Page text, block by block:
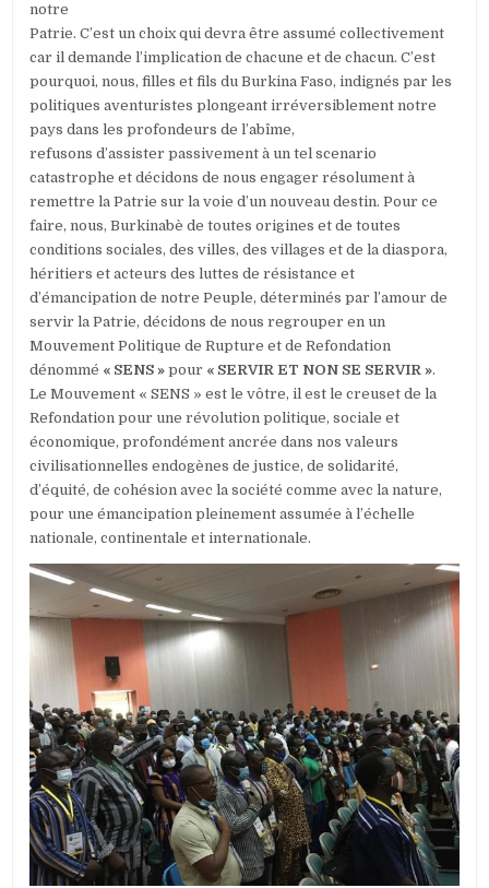
notre
Patrie. C’est un choix qui devra être assumé collectivement
car il demande l’implication de chacune et de chacun. C’est
pourquoi, nous, filles et fils du Burkina Faso, indignés par les
politiques aventuristes plongeant irréversiblement notre
pays dans les profondeurs de l’abîme,
refusons d’assister passivement à un tel scenario
catastrophe et décidons de nous engager résolument à
remettre la Patrie sur la voie d’un nouveau destin. Pour ce
faire, nous, Burkinabè de toutes origines et de toutes
conditions sociales, des villes, des villages et de la diaspora,
héritiers et acteurs des luttes de résistance et
d’émancipation de notre Peuple, déterminés par l’amour de
servir la Patrie, décidons de nous regrouper en un
Mouvement Politique de Rupture et de Refondation
dénommé « SENS » pour « SERVIR ET NON SE SERVIR ».
Le Mouvement « SENS » est le vôtre, il est le creuset de la
Refondation pour une révolution politique, sociale et
économique, profondément ancrée dans nos valeurs
civilisationnelles endogènes de justice, de solidarité,
d’équité, de cohésion avec la société comme avec la nature,
pour une émancipation pleinement assumée à l’échelle
nationale, continentale et internationale.